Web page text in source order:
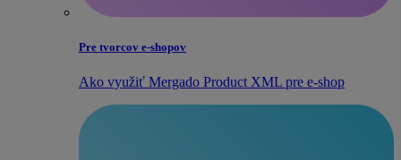
Pre tvorcov e‑shopov
Ako využiť Mergado Product XML pre e‑shop